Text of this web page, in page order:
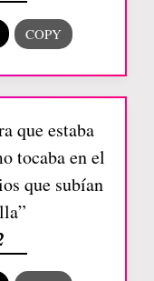
que estaba
tocaba en el
que subían